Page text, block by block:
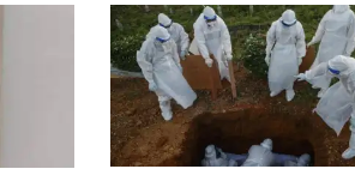
Israel Arah Tebang Pokok di 78 Ekar
Tanah Tebing Barat
RCI Tabung Haji: SPRM Sambung
Rakam Percakapan Bekas CFO